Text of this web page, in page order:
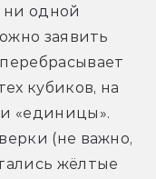
ни одной
заявить
кубиков, на
«единицы».
(не важно,
жёлтые